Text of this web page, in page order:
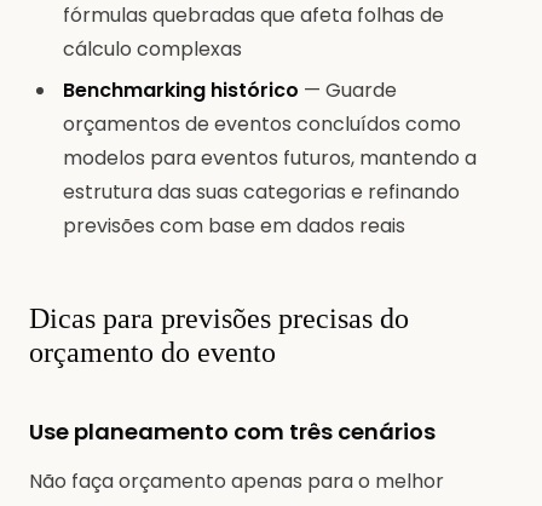
fórmulas quebradas que afeta folhas de
cálculo complexas
Benchmarking histórico — Guarde
orçamentos de eventos concluídos como
modelos para eventos futuros, mantendo a
estrutura das suas categorias e refinando
previsões com base em dados reais
Dicas para previsões precisas do
orçamento do evento
Use planeamento com três cenários
Não faça orçamento apenas para o melhor